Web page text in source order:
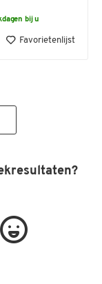
bij u
Favorietenlijst